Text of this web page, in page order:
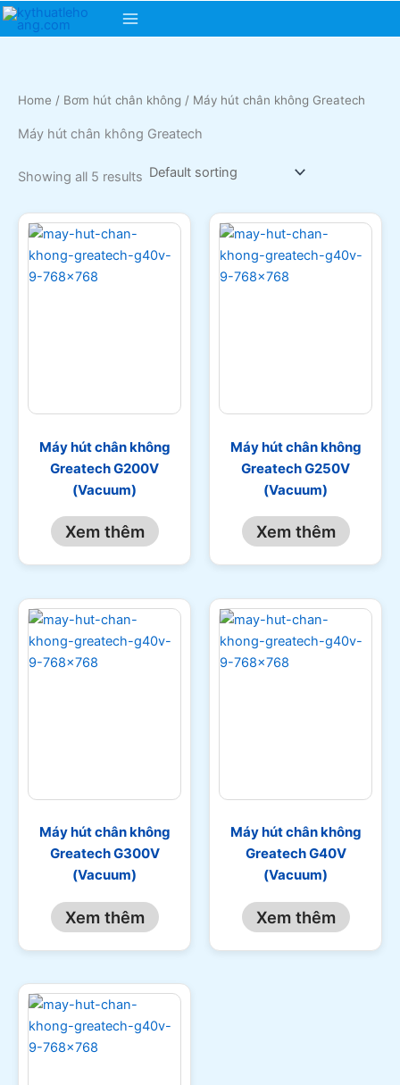
Skip
Main
Home / Bơm hút chân không / Máy hút chân không Greatech
Máy hút chân không Greatech
Showing all 5 results
Máy hút chân không
Greatech G200V
(Vacuum)
Xem thêm
Máy hút chân không
Greatech G250V
(Vacuum)
Xem thêm
Máy hút chân không
Greatech G300V
(Vacuum)
Xem thêm
Máy hút chân không
Greatech G40V
(Vacuum)
Xem thêm